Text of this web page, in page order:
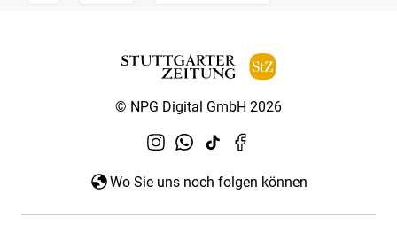
© NPG Digital GmbH 2026
Wo Sie uns noch folgen können